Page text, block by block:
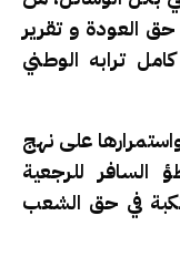
العودة و تقرير
ترابه الوطني
على نهج
السافر للرجعية
في حق الشعب